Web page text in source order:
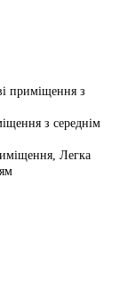
приміщення з
з середнім
Легка